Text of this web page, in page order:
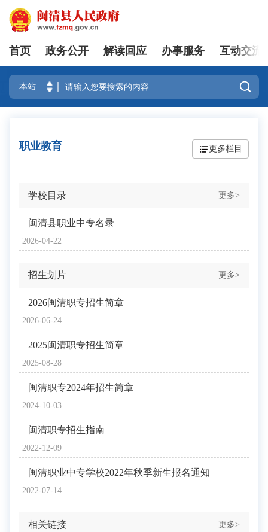
登录
首页 政务公开 解读回应 办事服务 互动交流

职业教育 更多栏目
学校目录 更多>
2026-04-22
闽清县职业中专名录
招生划片 更多>
2026-06-24
2026闽清职专招生简章
2025-08-28
2025闽清职专招生简章
2024-10-03
闽清职专2024年招生简章
2022-12-09
闽清职专招生指南
2022-07-14
闽清职业中专学校2022年秋季新生报名通知
相关链接 更多>